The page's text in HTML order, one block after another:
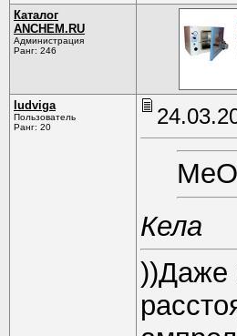
Каталог
ANCHEM.RU
Администрация
Ранг: 246
ludviga
Пользователь
Ранг: 20
Кела
))Даже